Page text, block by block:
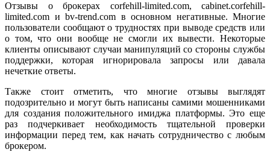
Отзывы о брокерах corfehill-limited.com, cabinet.corfehill-
limited.com и bv-trend.com в основном негативные. Многие
пользователи сообщают о трудностях при выводе средств или
о том, что они вообще не смогли их вывести. Некоторые
клиенты описывают случаи манипуляций со стороны службы
поддержки, которая игнорировала запросы или давала
нечеткие ответы.
Также стоит отметить, что многие отзывы выглядят
подозрительно и могут быть написаны самими мошенниками
для создания положительного имиджа платформы. Это еще
раз подчеркивает необходимость тщательной проверки
информации перед тем, как начать сотрудничество с любым
брокером.